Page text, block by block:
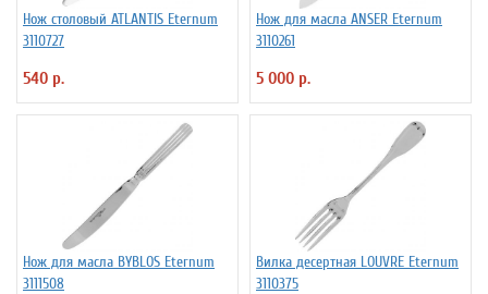
Нож столовый ATLANTIS Eternum
3110727
540 р.
Нож для масла ANSER Eternum
3110261
5 000 р.
Нож для масла BYBLOS Eternum
3111508
Вилка десертная LOUVRE Eternum
3110375